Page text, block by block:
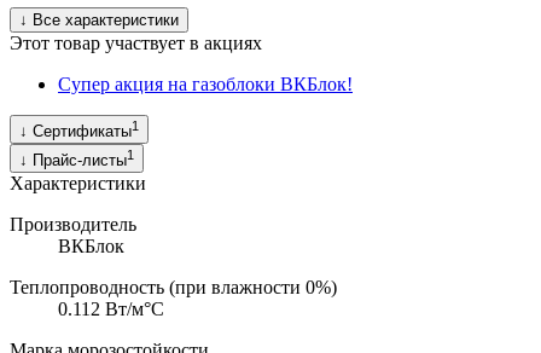
↓ Все характеристики
Этот товар участвует в акциях
Супер акция на газоблоки ВКБлок!
↓ Сертификаты1
↓ Прайс-листы1
Характеристики
Производитель
ВКБлок
Теплопроводность (при влажности 0%)
0.112 Вт/м°C